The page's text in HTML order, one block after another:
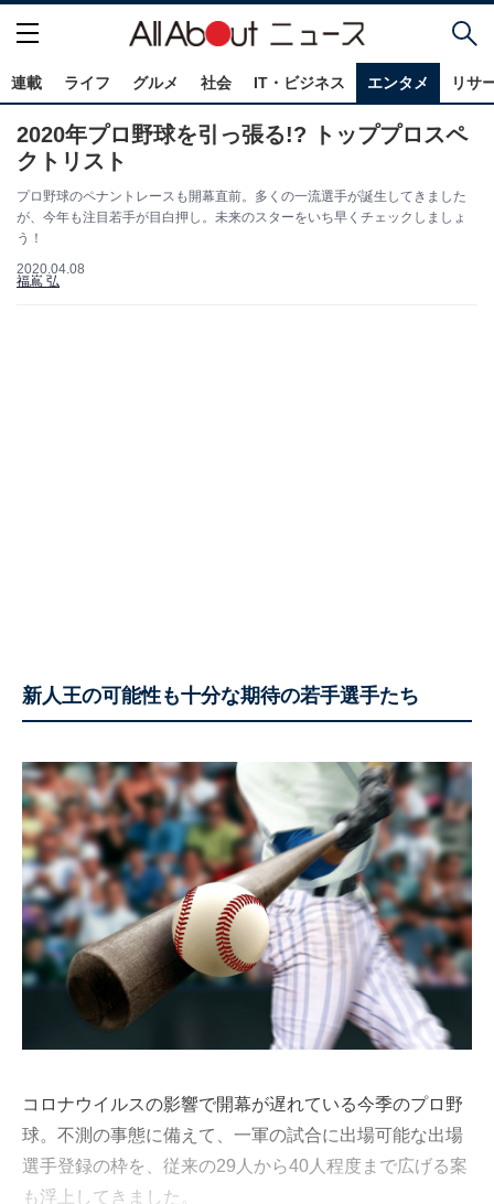
連載 ライフ グルメ 社会 IT・ビジネス エンタメ リサ
2020年プロ野球を引っ張る!? トッププロスペ
クトリスト
プロ野球のペナントレースも開幕直前。多くの一流選手が誕生してきました
が、今年も注目若手が目白押し。未来のスターをいち早くチェックしましょ
う！
2020.04.08
福嶌 弘
新人王の可能性も十分な期待の若手選手たち
コロナウイルスの影響で開幕が遅れている今季のプロ野
球。不測の事態に備えて、一軍の試合に出場可能な出場
選手登録の枠を、従来の29人から40人程度まで広げる案
も浮上してきました。